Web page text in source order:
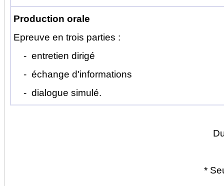
Production orale
Epreuve en trois parties :
- entretien dirigé
- échange d'informations
- dialogue simulé.
*